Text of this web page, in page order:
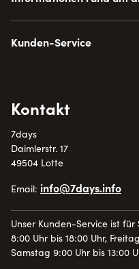
Kunden-Service
Kontakt
7days
Daimlerstr. 17
49504 Lotte
Email: info@7days.info
Unser Kunden-Service ist
8:00 Uhr bis 18:00 Uhr,
Samstag 9:00 Uhr bis 13:00